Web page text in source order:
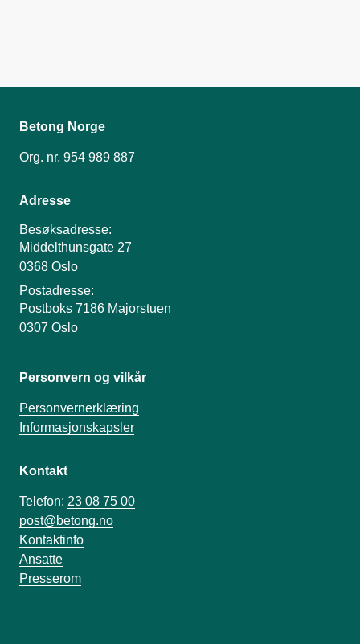
Betong Norge
Org. nr. 954 989 887
Adresse
Besøksadresse:
Middelthunsgate 27
0368 Oslo
Postadresse:
Postboks 7186 Majorstuen
0307 Oslo
Personvern og vilkår
Personvernerklæring
Informasjonskapsler
Kontakt
Telefon: 23 08 75 00
post@betong.no
Kontaktinfo
Ansatte
Presserom